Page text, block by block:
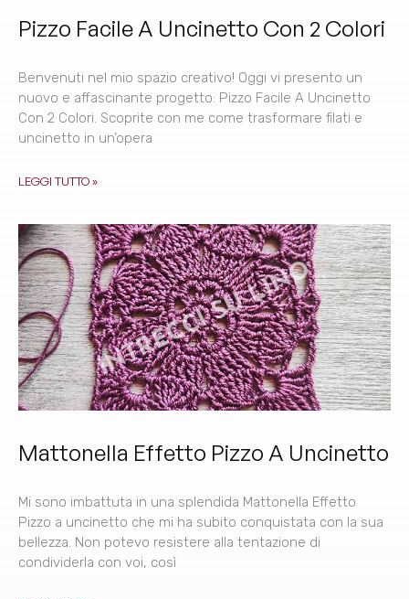
Pizzo Facile A Uncinetto Con 2 Colori
Benvenuti nel mio spazio creativo! Oggi vi presento un
nuovo e affascinante progetto: Pizzo Facile A Uncinetto
Con 2 Colori. Scoprite con me come trasformare filati e
uncinetto in un’opera
LEGGI TUTTO »
Mattonella Effetto Pizzo A Uncinetto
Mi sono imbattuta in una splendida Mattonella Effetto
Pizzo a uncinetto che mi ha subito conquistata con la sua
bellezza. Non potevo resistere alla tentazione di
condividerla con voi, così